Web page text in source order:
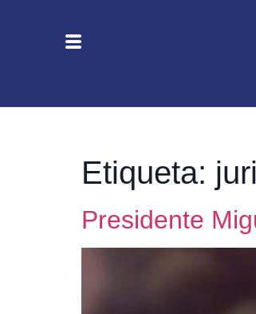
Etiqueta:
Presidente